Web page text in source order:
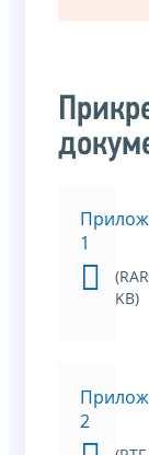
1
KB)
2